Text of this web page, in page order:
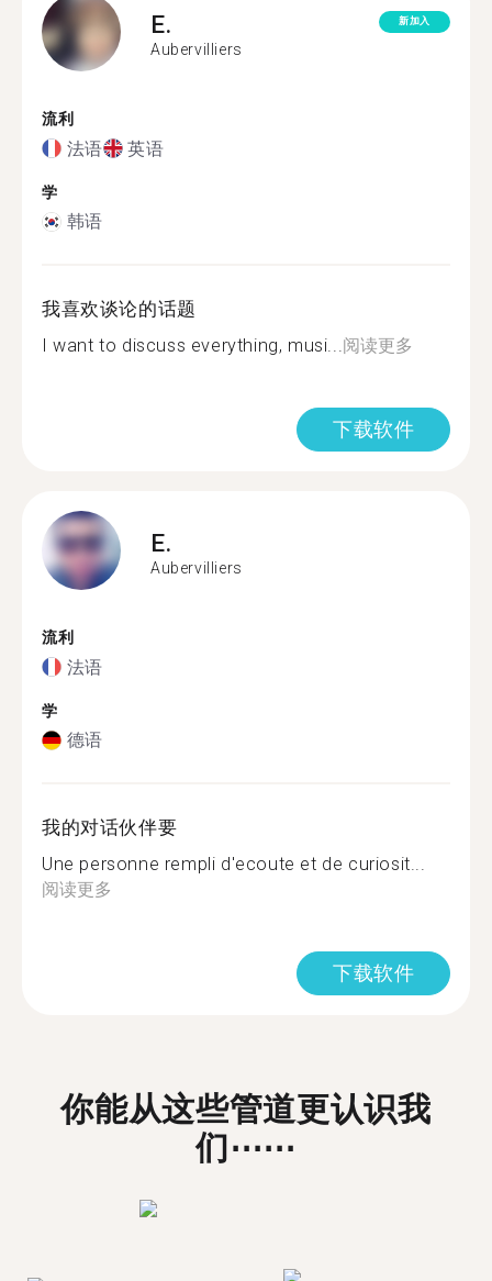
E.
Aubervilliers
新加入
流利
法语 英语
学
韩语
我喜欢谈论的话题
I want to discuss everything, musi...阅读更多
下载软件
E.
Aubervilliers
流利
法语
学
德语
我的对话伙伴要
Une personne rempli d'ecoute et de curiosit...
阅读更多
下载软件
你能从这些管道更认识我
们⋯⋯